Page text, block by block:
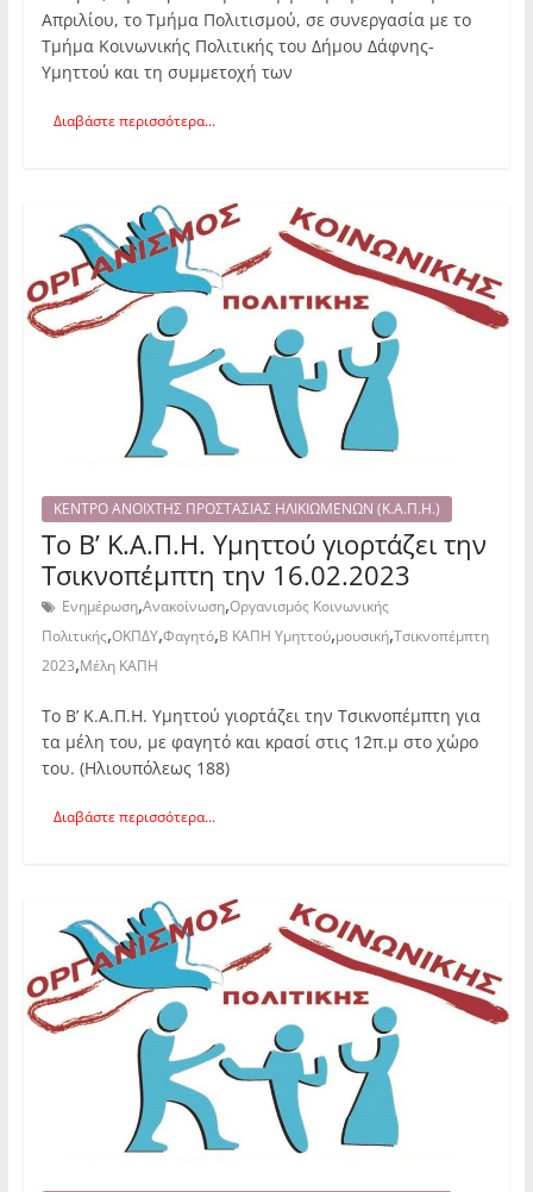
Απριλίου, το Τμήμα Πολιτισμού, σε συνεργασία με το
Τμήμα Κοινωνικής Πολιτικής του Δήμου Δάφνης-
Υμηττού και τη συμμετοχή των
Διαβάστε περισσότερα...
ΚΕΝΤΡΟ ΑΝΟΙΧΤΗΣ ΠΡΟΣΤΑΣΙΑΣ ΗΛΙΚΙΩΜΕΝΩΝ (Κ.Α.Π.Η.)
Το Β’ Κ.Α.Π.Η. Υμηττού γιορτάζει την
Τσικνοπέμπτη την 16.02.2023
Ενημέρωση,Ανακοίνωση,Οργανισμός Κοινωνικής
Πολιτικής,ΟΚΠΔΥ,Φαγητό,Β ΚΑΠΗ Υμηττού,μουσική,Τσικνοπέμπτη
2023,Μέλη ΚΑΠΗ
Το Β’ Κ.Α.Π.Η. Υμηττού γιορτάζει την Τσικνοπέμπτη για
τα μέλη του, με φαγητό και κρασί στις 12π.μ στο χώρο
του. (Ηλιουπόλεως 188)
Διαβάστε περισσότερα...